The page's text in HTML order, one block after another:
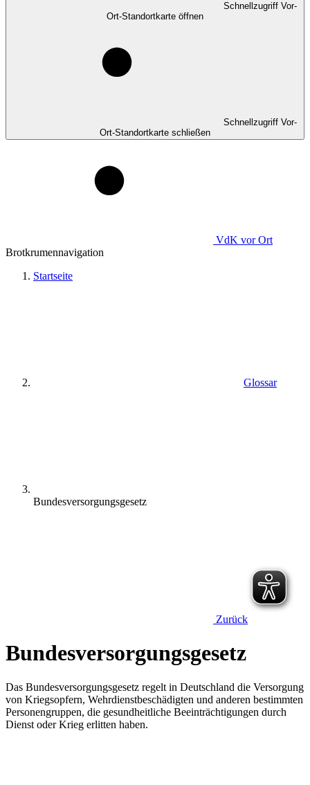
Schnellzugriff Vor-
Ort-Standortkarte öffnen
Schnellzugriff Vor-
Ort-Standortkarte schließen
VdK vor Ort
Brotkrumennavigation
Startseite
Glossar
Bundesversorgungsgesetz
Zurück
Bundesversorgungsgesetz
Das Bundesversorgungsgesetz regelt in Deutschland die Versorgung
von Kriegsopfern, Wehrdienstbeschädigten und anderen bestimmten
Personengruppen, die gesundheitliche Beeinträchtigungen durch
Dienst oder Krieg erlitten haben.